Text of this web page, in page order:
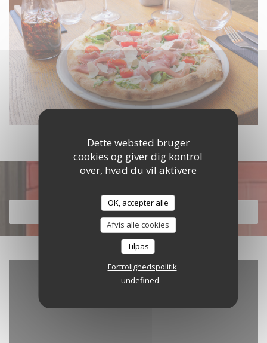
Dette websted bruger
cookies og giver dig kontrol
over, hvad du vil aktivere
OK, accepter alle
Afvis alle cookies
Tilpas
Fortrolighedspolitik
undefined
OPDAG VORES MENU